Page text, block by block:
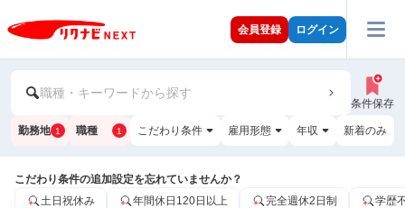
会員登録 ログイン
職種・キーワードから探す
条件保存
勤務地 1 職種 1 こだわり条件 雇用形態 年収 新着のみ
こだわり条件の追加設定を忘れていませんか？
土日祝休み
年間休日120日以上 完全週休2日制 学歴